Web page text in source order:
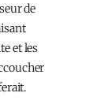
de
et les